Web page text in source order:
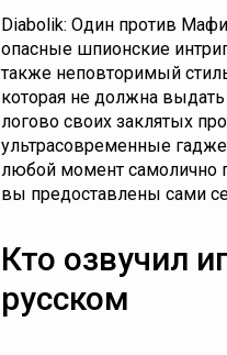
Diabolik: Один против
опасные шпионские
также неповторимый
которая не должна выдать
логово своих заклятых
ультрасовременные
любой момент самолично
вы предоставлены сами
Кто озвучил
русском